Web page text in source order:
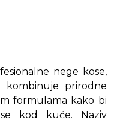
nege kose,
kombinuje prirodne
formulama kako bi
kod kuće. Naziv